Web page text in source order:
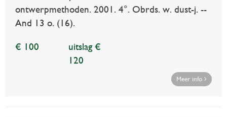
ontwerpmethoden. 2001. 4°. Obrds. w. dust-j. --
And 13 o. (16).
€ 100
uitslag €
120
Meer info